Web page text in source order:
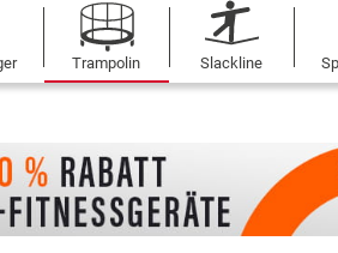
Trampolin Slackline